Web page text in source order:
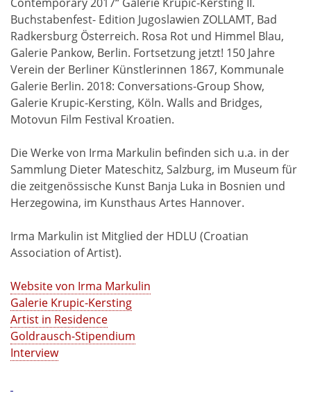
Contemporary 2017“ Galerie Krupic-Kersting II.
Buchstabenfest- Edition Jugoslawien ZOLLAMT, Bad
Radkersburg Österreich. Rosa Rot und Himmel Blau,
Galerie Pankow, Berlin. Fortsetzung jetzt! 150 Jahre
Verein der Berliner Künstlerinnen 1867, Kommunale
Galerie Berlin. 2018: Conversations-Group Show,
Galerie Krupic-Kersting, Köln. Walls and Bridges,
Motovun Film Festival Kroatien.
Die Werke von Irma Markulin befinden sich u.a. in der
Sammlung Dieter Mateschitz, Salzburg, im Museum für
die zeitgenössische Kunst Banja Luka in Bosnien und
Herzegowina, im Kunsthaus Artes Hannover.
Irma Markulin ist Mitglied der HDLU (Croatian
Association of Artist).
Website von Irma Markulin
Galerie Krupic-Kersting
Artist in Residence
Goldrausch-Stipendium
Interview